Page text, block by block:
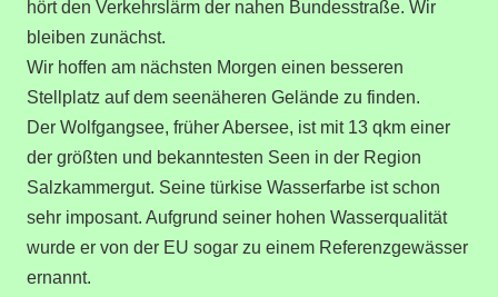
hört den Verkehrslärm der nahen Bundesstraße. Wir
bleiben zunächst.
Wir hoffen am nächsten Morgen einen besseren
Stellplatz auf dem seenäheren Gelände zu finden.
Der Wolfgangsee, früher Abersee, ist mit 13 qkm einer
der größten und bekanntesten Seen in der Region
Salzkammergut. Seine türkise Wasserfarbe ist schon
sehr imposant. Aufgrund seiner hohen Wasserqualität
wurde er von der EU sogar zu einem Referenzgewässer
ernannt.